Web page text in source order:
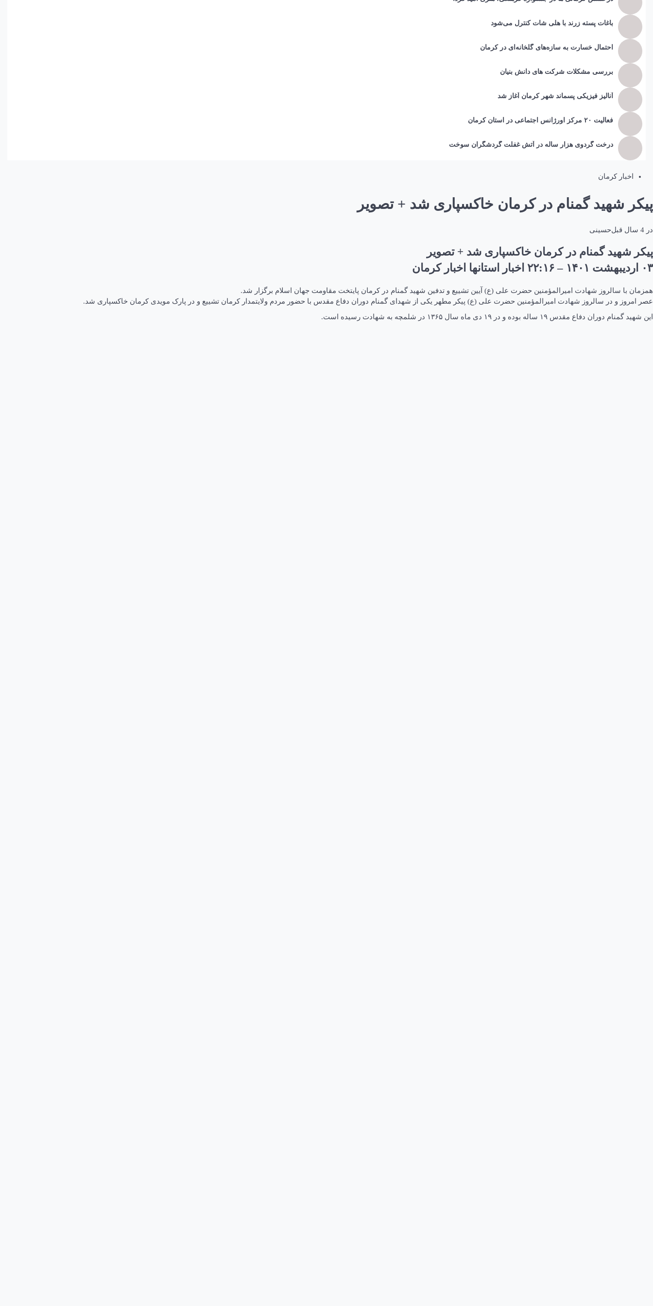
باغات پسته زرند با هلی شات کنترل می‌شود
احتمال خسارت به ساز‌ه‌های گلخانه‌ای در کرمان
بررسی مشکلات شرکت های دانش بنیان
آنالیز فیزیکی پسماند شهر کرمان آغاز شد
فعالیت ۲۰ مرکز اورژانس اجتماعی در استان کرمان
درخت گردوی هزار ساله در آتش غفلت گردشگران سوخت
اخبار کرمان
پیکر شهید گمنام در کرمان خاکسپاری شد + تصویر
در 4 سال قبل حسینی
پیکر شهید گمنام در کرمان خاکسپاری شد + تصویر
۰۳ ارديبهشت ۱۴۰۱ – ۲۲:۱۶ اخبار استانها اخبار کرمان
همزمان با سالروز شهادت امیرالمؤمنین حضرت علی (ع) آیین تشییع و تدفین شهید گمنام در کرمان پایتخت مقاومت جهان اسلام برگزار شد.
عصر امروز و در سالروز شهادت امیرالمؤمنین حضرت علی (ع) پیکر مطهر یکی از شهدای گمنام دوران دفاع مقدس با حضور مردم ولایتمدار کرمان تشییع و در پارک مویدی کرمان خاکسپاری شد.
این شهید گمنام دوران دفاع مقدس ۱۹ ساله بوده و در ۱۹ دی ماه سال ۱۳۶۵ در شلمچه به شهادت رسیده است.